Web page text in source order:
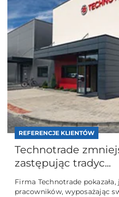
REFERENCJE KLIENTÓW
Technotrade
zastępując tradyc...
Firma Technotrade
pracowników, wyposażając